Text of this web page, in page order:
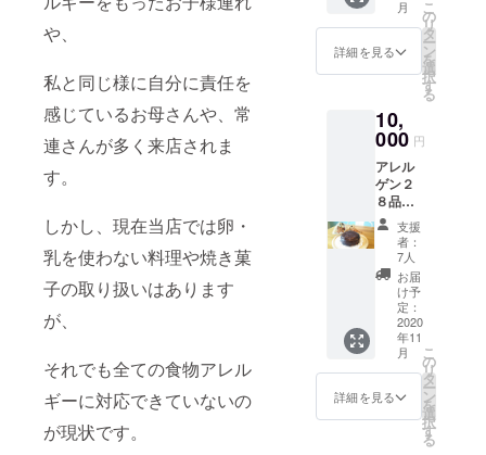
や、
私と同じ様に自分に責任を
感じているお母さんや、常
連さんが多く来店されま
す。
しかし、現在当店では卵・
乳を使わない料理や焼き菓
子の取り扱いはあります
が、
それでも全ての食物アレル
ギーに対応できていないの
が現状です。
送可能
原材
料に大
豆・ゼ
ラチン
ます。
５号サ
イズの
ケーキ
となり
ます。
月
詳細を見る
こ
の
リ
タ
ー
ン
を
選
択
す
る
10,
000 円
アレル
ゲン２
８品目
不使用
のガ
トー
ショコ
ラ１
台 冷
凍便に
て発送
可能 ５
号サイ
ズの
ケーキ
になり
支援
者：
7人
お届
け予
定：
2020
年11
月
詳細を見る
こ
の
リ
タ
ー
ン
を
選
択
す
る